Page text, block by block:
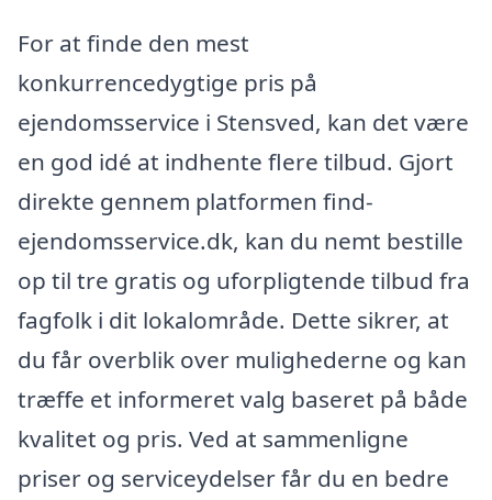
For at finde den mest
konkurrencedygtige pris på
ejendomsservice i Stensved, kan det være
en god idé at indhente flere tilbud. Gjort
direkte gennem platformen find-
ejendomsservice.dk, kan du nemt bestille
op til tre gratis og uforpligtende tilbud fra
fagfolk i dit lokalområde. Dette sikrer, at
du får overblik over mulighederne og kan
træffe et informeret valg baseret på både
kvalitet og pris. Ved at sammenligne
priser og serviceydelser får du en bedre